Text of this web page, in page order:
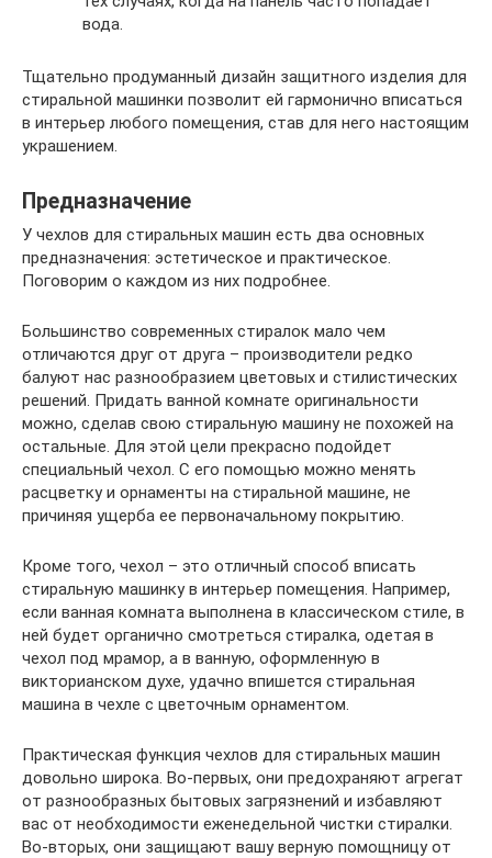
вода.
Тщательно продуманный дизайн защитного изделия для
стиральной машинки позволит ей гармонично вписаться
в интерьер любого помещения, став для него настоящим
украшением.
Предназначение
У чехлов для стиральных машин есть два основных
предназначения: эстетическое и практическое.
Поговорим о каждом из них подробнее.
Большинство современных стиралок мало чем
отличаются друг от друга – производители редко
балуют нас разнообразием цветовых и стилистических
решений. Придать ванной комнате оригинальности
можно, сделав свою стиральную машину не похожей на
остальные. Для этой цели прекрасно подойдет
специальный чехол. С его помощью можно менять
расцветку и орнаменты на стиральной машине, не
причиняя ущерба ее первоначальному покрытию.
Кроме того, чехол – это отличный способ вписать
стиральную машинку в интерьер помещения. Например,
если ванная комната выполнена в классическом стиле, в
ней будет органично смотреться стиралка, одетая в
чехол под мрамор, а в ванную, оформленную в
викторианском духе, удачно впишется стиральная
машина в чехле с цветочным орнаментом.
Практическая функция чехлов для стиральных машин
довольно широка. Во-первых, они предохраняют агрегат
от разнообразных бытовых загрязнений и избавляют
вас от необходимости еженедельной чистки стиралки.
Во-вторых, они защищают вашу верную помощницу от